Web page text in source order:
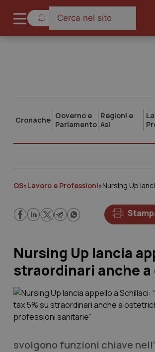
Cronache Governo e
Parlamento
Regioni e
Asl
QS»Lavoro e Professioni»
Nursing Up lancia
straordinari anche
svolgono funzioni chiave